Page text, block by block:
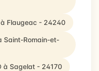
Flaugeac - 24240
Saint-Romain-et-
à Sagelat - 24170